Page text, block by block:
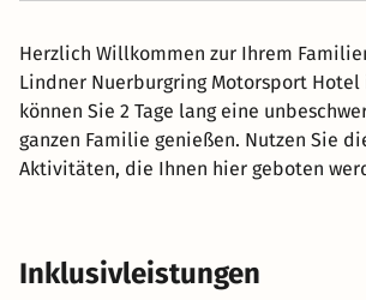
Herzlich Willkommen zur Ihrem
Lindner Nuerburgring Motorsport Hotel
können Sie 2 Tage lang eine
ganzen Familie genießen. Nutzen Sie
Aktivitäten, die Ihnen hier geboten
gemeinsam unvergessliche Tage zu
hier groß geschrieben: Starten Sie mit
reichhaltigen Frühstücksbuffet für
Inklusivleistungen